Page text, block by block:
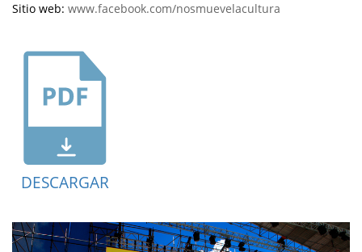
Sitio web: www.facebook.com/nosmuevelacultura
DESCARGAR